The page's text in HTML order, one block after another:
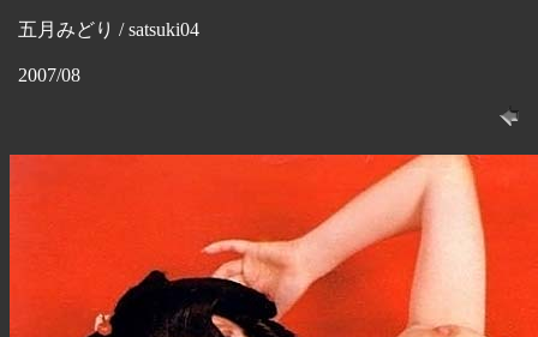
五月みどり / satsuki04
2007/08